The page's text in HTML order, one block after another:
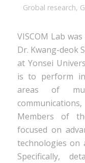
Grobal research,
VISCOM Lab
Dr. Kwang-deok
at Yonsei
is to perform
areas of
Members of
focused on
technologies on
Specifically,